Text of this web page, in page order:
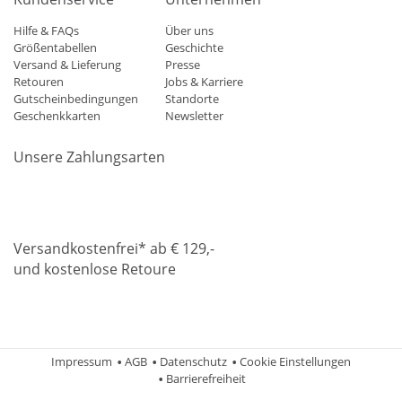
Hilfe & FAQs
Größentabellen
Versand & Lieferung
Retouren
Gutscheinbedingungen
Geschenkkarten
Über uns
Geschichte
Presse
Jobs & Karriere
Standorte
Newsletter
Unsere Zahlungsarten
Versandkostenfrei* ab € 129,-
und kostenlose Retoure
Impressum AGB Datenschutz
Cookie Einstellungen
Barrierefreiheit